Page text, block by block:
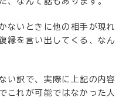
ないときに他の相手が現れ
縁を言い出してくる、なん
い訳で、実際に上記の内容
これが可能ではなかった人